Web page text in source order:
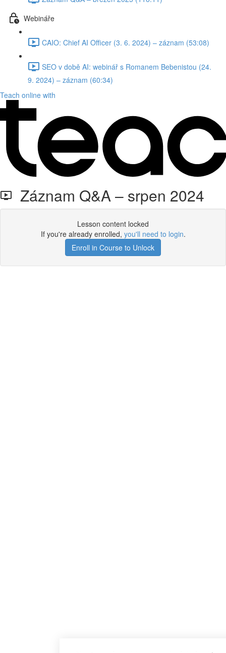
Webináře
CAIO: Chief AI Officer (3. 6. 2024) – záznam (53:08)
SEO v době AI: webinář s Romanem Bebenistou (24.
9. 2024) – záznam (60:34)
Teach online with
Záznam Q&A – srpen 2024
Lesson content locked
If you're already enrolled, you'll need to login.
Enroll in Course to Unlock